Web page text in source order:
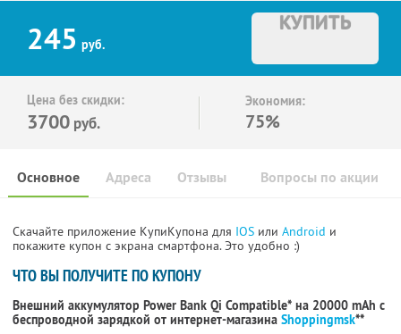
245 руб.
КУПИТЬ
Цена без скидки:
3700 руб.
Экономия:
75%
Основное Отзывы Вопросы по акции
Адреса
Скачайте приложение КупиКупона для IOS или Android и
покажите купон с экрана смартфона. Это удобно :)
ЧТО ВЫ ПОЛУЧИТЕ ПО КУПОНУ
Внешний аккумулятор Power Bank Qi Compatible* на 20000 mAh с
беспроводной зарядкой от интернет-магазина Shoppingmsk**